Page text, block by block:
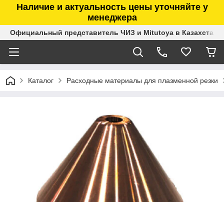
Наличие и актуальность цены уточняйте у
менеджера
Официальный представитель ЧИЗ и Mitutoya в Казахстане
Каталог Расходные материалы для плазменной резки